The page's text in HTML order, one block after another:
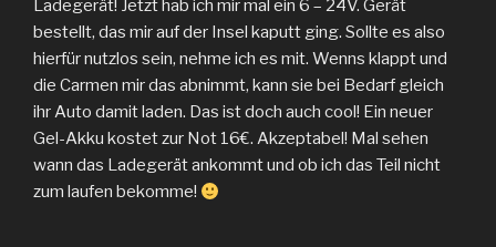
Ladegerät! Jetzt hab ich mir mal ein 6 – 24V. Gerät
bestellt, das mir auf der Insel kaputt ging. Sollte es also
hierfür nutzlos sein, nehme ich es mit. Wenns klappt und
die Carmen mir das abnimmt, kann sie bei Bedarf gleich
ihr Auto damit laden. Das ist doch auch cool! Ein neuer
Gel-Akku kostet zur Not 16€. Akzeptabel! Mal sehen
wann das Ladegerät ankommt und ob ich das Teil nicht
zum laufen bekomme!